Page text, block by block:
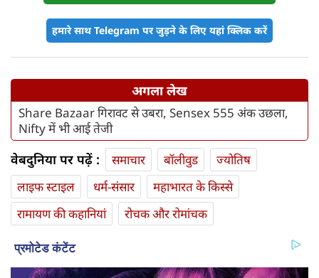
हमारे साथ Telegram पर जुड़ने के लिए यहां क्लिक करें
अगला लेख
Share Bazaar गिरावट से उबरा, Sensex 555 अंक उछला,
Nifty में भी आई तेजी
वेबदुनिया पर पढ़ें : समाचार बॉलीवुड
ज्योतिष
लाइफ स्‍टाइल
धर्म-संसार
महाभारत के किस्से
रामायण की कहानियां
रोचक और रोमांचक